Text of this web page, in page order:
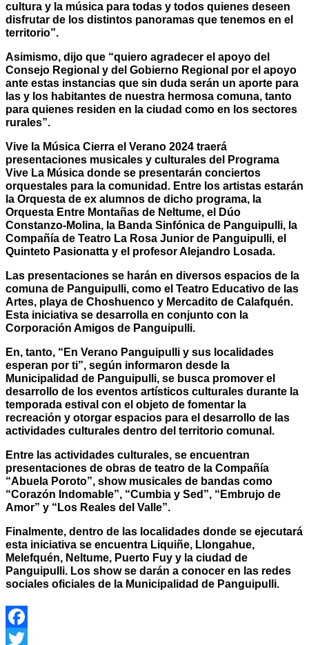
cultura y la música para todas y todos quienes deseen
disfrutar de los distintos panoramas que tenemos en el
territorio”.
Asimismo, dijo que “quiero agradecer el apoyo del
Consejo Regional y del Gobierno Regional por el apoyo
ante estas instancias que sin duda serán un aporte para
las y los habitantes de nuestra hermosa comuna, tanto
para quienes residen en la ciudad como en los sectores
rurales”.
Vive la Música Cierra el Verano 2024 traerá
presentaciones musicales y culturales del Programa
Vive La Música donde se presentarán conciertos
orquestales para la comunidad. Entre los artistas estarán
la Orquesta de ex alumnos de dicho programa, la
Orquesta Entre Montañas de Neltume, el Dúo
Constanzo-Molina, la Banda Sinfónica de Panguipulli, la
Compañía de Teatro La Rosa Junior de Panguipulli, el
Quinteto Pasionatta y el profesor Alejandro Losada.
Las presentaciones se harán en diversos espacios de la
comuna de Panguipulli, como el Teatro Educativo de las
Artes, playa de Choshuenco y Mercadito de Calafquén.
Esta iniciativa se desarrolla en conjunto con la
Corporación Amigos de Panguipulli.
En, tanto, “En Verano Panguipulli y sus localidades
esperan por ti”, según informaron desde la
Municipalidad de Panguipulli, se busca promover el
desarrollo de los eventos artísticos culturales durante la
temporada estival con el objeto de fomentar la
recreación y otorgar espacios para el desarrollo de las
actividades culturales dentro del territorio comunal.
Entre las actividades culturales, se encuentran
presentaciones de obras de teatro de la Compañía
“Abuela Poroto”, show musicales de bandas como
“Corazón Indomable”, “Cumbia y Sed”, “Embrujo de
Amor” y “Los Reales del Valle”.
Finalmente, dentro de las localidades donde se ejecutará
esta iniciativa se encuentra Liquiñe, Llongahue,
Melefquén, Neltume, Puerto Fuy y la ciudad de
Panguipulli. Los show se darán a conocer en las redes
sociales oficiales de la Municipalidad de Panguipulli.
Facebook